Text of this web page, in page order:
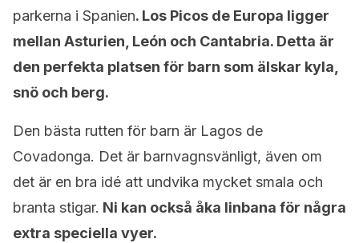
parkerna i Spanien. Los Picos de Europa ligger
mellan Asturien, León och Cantabria. Detta är
den perfekta platsen för barn som älskar kyla,
snö och berg.
Den bästa rutten för barn är Lagos de
Covadonga. Det är barnvagnsvänligt, även om
det är en bra idé att undvika mycket smala och
branta stigar. Ni kan också åka linbana för några
extra speciella vyer.